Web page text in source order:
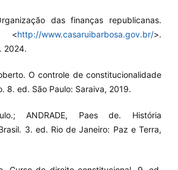
das finanças republicanas.
<http://www.casaruibarbosa.gov.br/>.
2024.
O controle de constitucionalidade
8. ed. São Paulo: Saraiva, 2019.
ANDRADE, Paes de. História
3. ed. Rio de Janeiro: Paz e Terra,